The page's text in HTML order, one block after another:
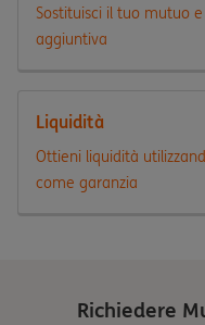
Sostituisci il tuo mutuo
aggiuntiva
Liquidità
Ottieni liquidità
come garanzia
Richiedere